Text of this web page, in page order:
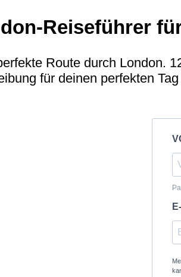
Reiseführer
Route durch London.
für deinen perfekten